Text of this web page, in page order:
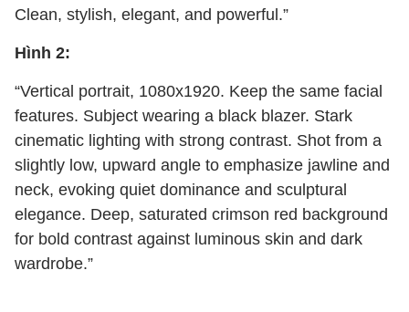
Clean, stylish, elegant, and powerful.”
Hình 2:
“Vertical portrait, 1080x1920. Keep the same facial
features. Subject wearing a black blazer. Stark
cinematic lighting with strong contrast. Shot from a
slightly low, upward angle to emphasize jawline and
neck, evoking quiet dominance and sculptural
elegance. Deep, saturated crimson red background
for bold contrast against luminous skin and dark
wardrobe.”